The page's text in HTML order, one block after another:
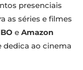
presenciais
as séries e filmes
e Amazon
dedica ao cinema